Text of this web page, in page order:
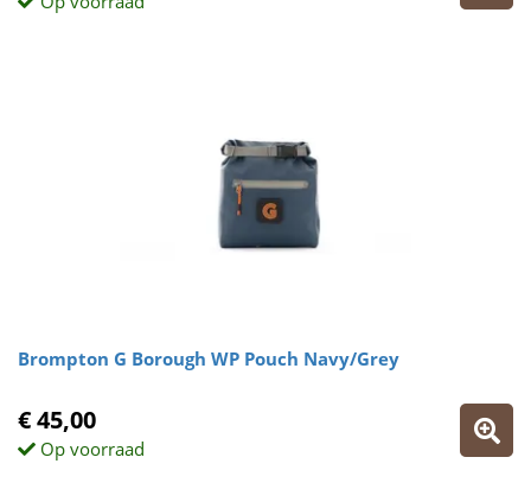
Brompton G Borough WP Pouch Navy/Grey
€ 45,00
Op voorraad